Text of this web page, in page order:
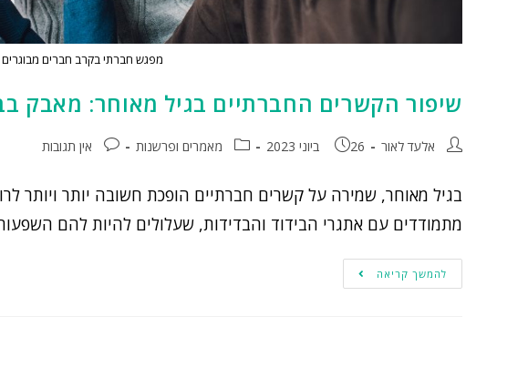
מפגש חברתי בקרב חברים מבוגרים
שיפור הקשרים החברתיים בגיל מאוחר: מאבק
אלעד לאור 26 ביוני 2023 מאמרים ופרשנות אין תגובות
בגיל מאוחר, שמירה על קשרים חברתיים הופכת חשובה יותר ויותר
מתמודדים עם אתגרי הבידוד והבדידות, שעלולים להיות להם
להמשך קריאה